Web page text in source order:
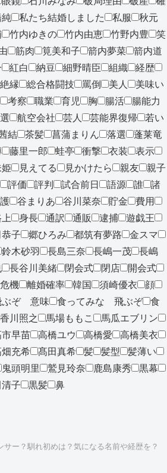
純 私たち結婚しました 私服
秋元
竹内ゆきの 竹内由恵 竹野内豊
笑
筋肉 筧美和子 箭内夢菜
箭内道
紅白 納豆 細野晴臣 組織
経歴
絶縁 総合格闘技 罵倒 美人
美味い
考察 職業 育児 胸 腸活
腸能力
航空会社 芸人 芸能界復帰
若い
結 茶髪 菖蒲まりん 落選
蓬莱竜
藤里一郎 蛙亭 衝撃 衣装
表示
見えてる 見かけたら 親友
親子
評価 評判 試合前日 語源 誰
諸
谷まりあ 谷川菜奈 貯金
費用
身長 通訳 通販 逮捕
遊戯王
子 郷ひろみ 都筑有夢路
金スマ
鈴木砂羽 長島三奈 長嶋一茂
長嶋
長谷川美緒 閉会式 閉店
開会式
機 離婚確率 韓国 須崎優衣
顔
ぶぞ 意味 食ってみな 飛ぶぞ
食
香川照之 馬場ももこ
馬瓜エブリン
市早苗 高橋ユウ 高橋愛
高橋美衣
畑充希 髙田真希 髪 髪型
髪薄い
鬼頭明里 鷲見玲奈 鹿島康秀
黒幕
子 黒髪 鼻
ー？馴れ初めは？気になる名前や経歴を？